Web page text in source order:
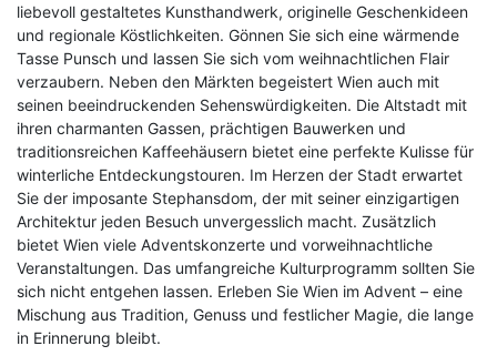
liebevoll gestaltetes Kunsthandwerk, originelle Geschenkideen
und regionale Köstlichkeiten. Gönnen Sie sich eine wärmende
Tasse Punsch und lassen Sie sich vom weihnachtlichen Flair
verzaubern. Neben den Märkten begeistert Wien auch mit
seinen beeindruckenden Sehenswürdigkeiten. Die Altstadt mit
ihren charmanten Gassen, prächtigen Bauwerken und
traditionsreichen Kaffeehäusern bietet eine perfekte Kulisse für
winterliche Entdeckungstouren. Im Herzen der Stadt erwartet
Sie der imposante Stephansdom, der mit seiner einzigartigen
Architektur jeden Besuch unvergesslich macht. Zusätzlich
bietet Wien viele Adventskonzerte und vorweihnachtliche
Veranstaltungen. Das umfangreiche Kulturprogramm sollten Sie
sich nicht entgehen lassen. Erleben Sie Wien im Advent – eine
Mischung aus Tradition, Genuss und festlicher Magie, die lange
in Erinnerung bleibt.